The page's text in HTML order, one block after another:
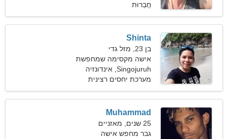
חֲבֵרוּת
Shinta
בן 23, מזל גדי
אישה מקסימה שמחפשת
זוגיות אמיתית
Singojuruh, אינדונזיה
מערכת יחסים רצינית
Muhammad
25 שנים, מאזניים
גבר מחפש אישה